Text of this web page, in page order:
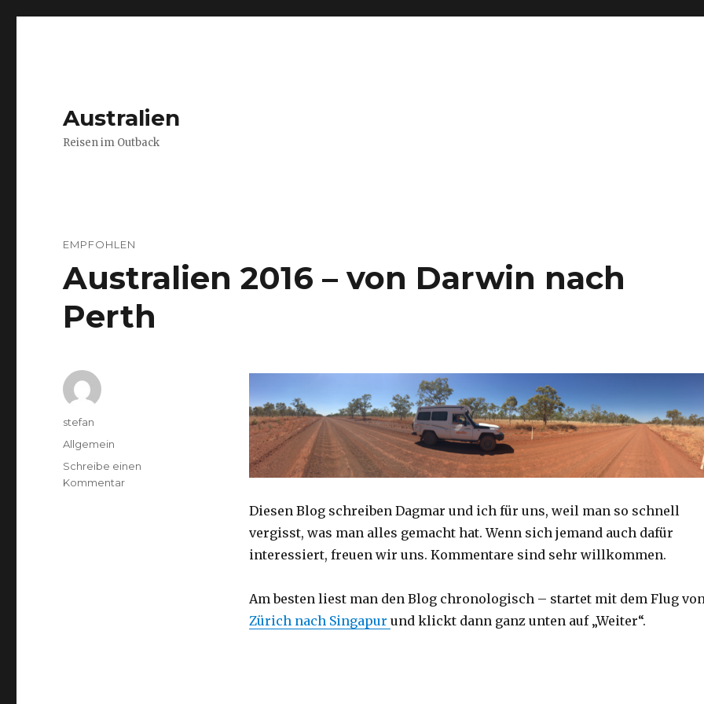
Australien
Reisen im Outback
EMPFOHLEN
Australien 2016 – von Darwin nach
Perth
Diesen Blog schreiben Dagmar und ich für uns, weil man so schnell
vergisst, was man alles gemacht hat. Wenn sich jemand auch dafür
interessiert, freuen wir uns. Kommentare sind sehr willkommen.
Am besten liest man den Blog chronologisch – startet mit dem Flug
Zürich nach Singapur und klickt dann ganz unten auf „Weiter“.
Autor
stefan
Kategorien
Allgemein
Schreibe einen
Kommentarzu